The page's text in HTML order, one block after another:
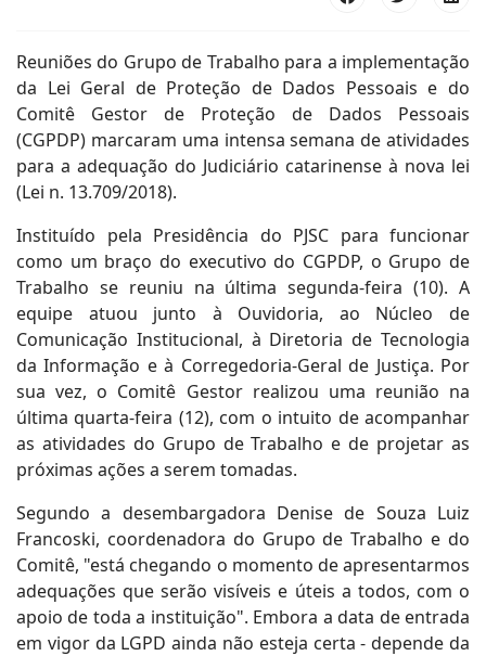
Reuniões do Grupo de Trabalho para a implementação
da Lei Geral de Proteção de Dados Pessoais e do
Comitê Gestor de Proteção de Dados Pessoais
(CGPDP) marcaram uma intensa semana de atividades
para a adequação do Judiciário catarinense à nova lei
(Lei n. 13.709/2018).
Instituído pela Presidência do PJSC para funcionar
como um braço do executivo do CGPDP, o Grupo de
Trabalho se reuniu na última segunda-feira (10). A
equipe atuou junto à Ouvidoria, ao Núcleo de
Comunicação Institucional, à Diretoria de Tecnologia
da Informação e à Corregedoria-Geral de Justiça. Por
sua vez, o Comitê Gestor realizou uma reunião na
última quarta-feira (12), com o intuito de acompanhar
as atividades do Grupo de Trabalho e de projetar as
próximas ações a serem tomadas.
Segundo a desembargadora Denise de Souza Luiz
Francoski, coordenadora do Grupo de Trabalho e do
Comitê, "está chegando o momento de apresentarmos
adequações que serão visíveis e úteis a todos, com o
apoio de toda a instituição". Embora a data de entrada
em vigor da LGPD ainda não esteja certa - depende da